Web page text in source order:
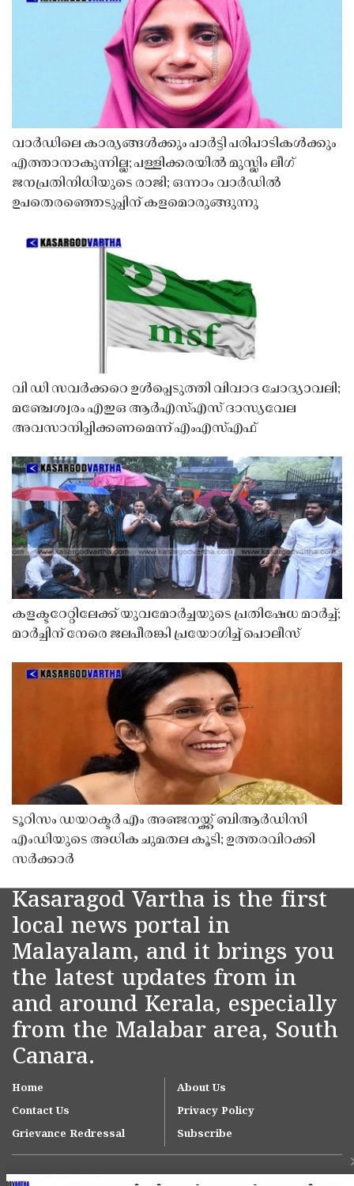
വാർഡിലെ കാര്യങ്ങൾക്കും പാർട്ടി പരിപാടികൾക്കും
എത്താനാകുന്നില്ല; പള്ളിക്കരയിൽ മുസ്ലിം ലീഗ്
ജനപ്രതിനിധിയുടെ രാജി; ഒന്നാം വാർഡിൽ
ഉപതെരഞ്ഞെടുപ്പിന് കളമൊരുങ്ങുന്നു
വി ഡി സവർക്കറെ ഉൾപ്പെടുത്തി വിവാദ ചോദ്യാവലി;
മഞ്ചേശ്വരം എഇഒ ആർഎസ്എസ് ദാസ്യവേല
അവസാനിപ്പിക്കണമെന്ന് എംഎസ്എഫ്
കളക്ടറേറ്റിലേക്ക് യുവമോർച്ചയുടെ പ്രതിഷേധ മാർച്ച്;
മാർച്ചിന് നേരെ ജലപീരങ്കി പ്രയോഗിച്ച് പൊലീസ്
ടൂറിസം ഡയറക്ടർ എം അഞ്ജനയ്ക്ക് ബിആർഡിസി
എംഡിയുടെ അധിക ചുമതല കൂടി; ഉത്തരവിറക്കി
സർക്കാർ
Kasaragod Vartha is the first
local news portal in
Malayalam, and it brings you
the latest updates from in
and around Kerala, especially
from the Malabar area, South
Canara.
Home
About Us
Contact Us
Privacy Policy
Grievance Redressal
Subscribe